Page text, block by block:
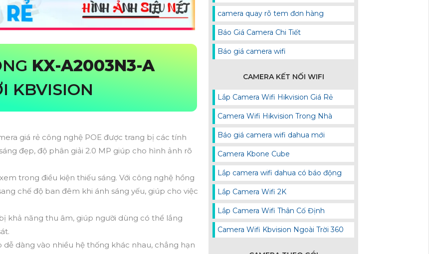
KX-A2003N3-A
KBVISION
giá rẻ công nghệ POE được trang bị các tính
đẹp, độ phân giải 2.0 MP giúp cho hình ảnh rõ
trong điều kiện thiếu sáng. Với công nghệ hồng
chế độ ban đêm khi ánh sáng yếu, giúp cho việc
khả năng thu âm, giúp người dùng có thể lắng
dàng vào nhiều hệ thống khác nhau, chẳng hạn
camera quay rõ tem đơn hàng
Báo Giá Camera Chi Tiết
Báo giá camera wifi
CAMERA KẾT NỐI WIFI
Lắp Camera Wifi Hikvision Giá Rẻ
Camera Wifi Hikvision Trong Nhà
Báo giá camera wifi dahua mới
Camera Kbone Cube
Lắp camera wifi dahua có báo động
Lắp Camera Wifi 2K
Lắp Camera Wifi Thân Cố Định
Camera Wifi Kbvision Ngoài Trời 360